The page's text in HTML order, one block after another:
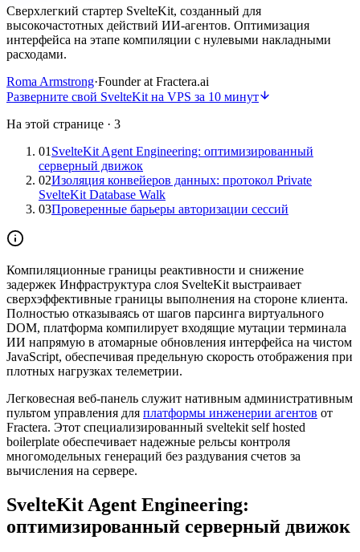
Сверхлегкий стартер SvelteKit, созданный для
высокочастотных действий ИИ-агентов. Оптимизация
интерфейса на этапе компиляции с нулевыми накладными
расходами.
Roma Armstrong·Founder at Fractera.ai
Разверните свой SvelteKit на VPS за 10 минут
На этой странице · 3
01 SvelteKit Agent Engineering: оптимизированный
серверный движок
02Изоляция конвейеров данных: протокол Private
SvelteKit Database Walk
03Проверенные барьеры авторизации сессий
Компиляционные границы реактивности и снижение
задержек Инфраструктура слоя SvelteKit выстраивает
сверхэффективные границы выполнения на стороне клиента.
Полностью отказываясь от шагов парсинга виртуального
DOM, платформа компилирует входящие мутации терминала
ИИ напрямую в атомарные обновления интерфейса на чистом
JavaScript, обеспечивая предельную скорость отображения при
плотных нагрузках телеметрии.
Легковесная веб-панель служит нативным административным
пультом управления для платформы инженерии агентов от
Fractera. Этот специализированный sveltekit self hosted
boilerplate обеспечивает надежные рельсы контроля
многомодельных генераций без раздувания счетов за
вычисления на сервере.
SvelteKit Agent Engineering:
оптимизированный серверный движок